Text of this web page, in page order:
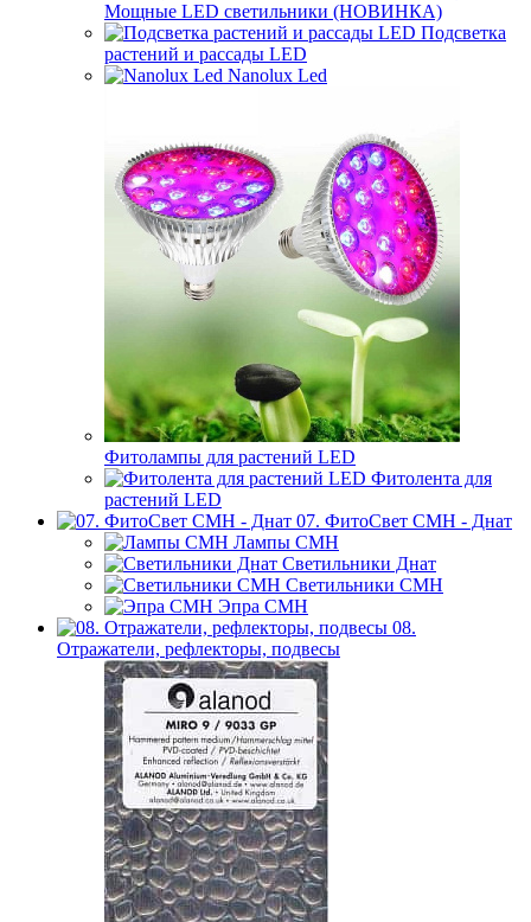
Мощные LED светильники (НОВИНКА)
Подсветка
растений и рассады LED
Nanolux Led
Фитолампы для растений LED
Фитолента для
растений LED
07. ФитоСвет CMH - Днат
Лампы СМН
Светильники Днат
Светильники СМН
Эпра СМН
08.
Отражатели, рефлекторы, подвесы